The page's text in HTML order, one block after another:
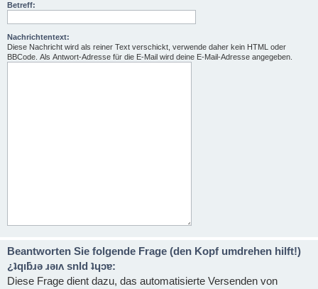
Betreff:
Nachrichtentext:
Diese Nachricht wird als reiner Text verschickt, verwende daher kein HTML oder
BBCode. Als Antwort-Adresse für die E-Mail wird deine E-Mail-Adresse angegeben.
Beantworten Sie folgende Frage (den Kopf umdrehen hilft!)
¿ʇqıƃɹǝ ɹǝıʌ snld ʇɥɔɐ:
Diese Frage dient dazu, das automatisierte Versenden von